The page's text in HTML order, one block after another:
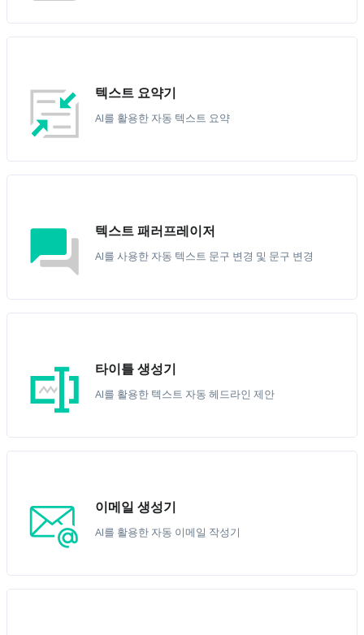
텍스트 요약기
AI를 활용한 자동 텍스트 요약
텍스트 패러프레이저
AI를 사용한 자동 텍스트 문구 변경 및 문구 변경
타이틀 생성기
AI를 활용한 텍스트 자동 헤드라인 제안
이메일 생성기
AI를 활용한 자동 이메일 작성기